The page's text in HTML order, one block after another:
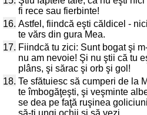
fi rece sau fierbinte!
16. Astfel, fiindcă eşti căldicel -
te vărs din gura Mea.
17. Fiindcă tu zici: Sunt bogat şi
nu am nevoie! Şi nu ştii că tu
plâns, şi sărac şi orb şi gol!
18. Te sfătuiesc să cumperi de la
te îmbogăţeşti, şi veşminte
se dea pe faţă ruşinea
să-ţi ungi ochii şi să vezi.